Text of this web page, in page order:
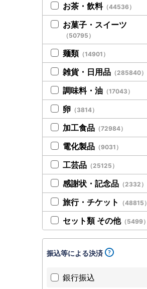
お茶・飲料（44536）
お菓子・スイーツ
（50795）
麺類 （14901）
雑貨・日用品 （285840）
調味料・油 （17043）
卵 （3814）
加工食品 （72984）
電化製品 （9031）
工芸品 （25125）
感謝状・記念品 （2332）
旅行・チケット （48815）
セット類 その他（5499）
振込等による決済
銀行振込